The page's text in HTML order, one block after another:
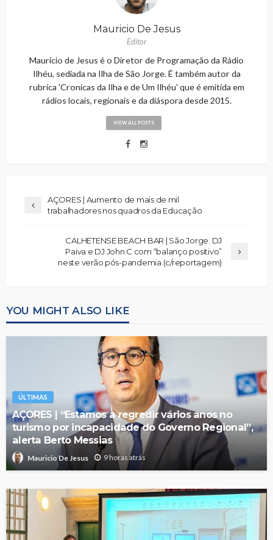
Mauricio De Jesus
Editor
Maurício de Jesus é o Diretor de Programação da Rádio
Ilhéu, sediada na Ilha de São Jorge. É também autor da
rubrica 'Cronicas da Ilha e de Um Ilhéu' que é emitida em
rádios locais, regionais e da diáspora desde 2015.
VIEW ALL POSTS
AÇORES | Aumento de mais de mil
trabalhadores nos quadros da Educação
CALHETENSE BEACH BAR | São Jorge. DJ
Paiva e DJ John C com “balanço positivo”
neste verão pós-pandemia.(c/reportagem)
YOU MIGHT ALSO LIKE
ÚLTIMAS
AÇORES | “Estamos a regredir vários anos no
turismo por incapacidade do Governo Regional”,
alerta Berto Messias
Mauricio De Jesus 9 horas atrás